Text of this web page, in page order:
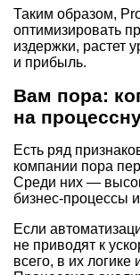
Таким образом,
оптимизировать
издержки, растет
и прибыль.
Вам пора:
на
Есть ряд
компании пора
Среди них —
бизнес-процессы
Если
не приводят к
всего, в их